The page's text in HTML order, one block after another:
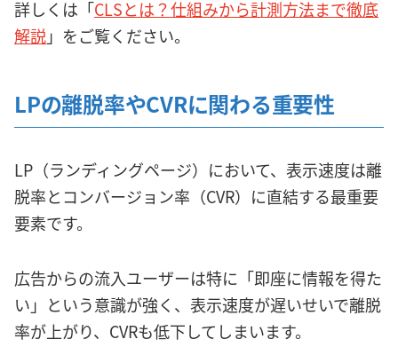
詳しくは「CLSとは？仕組みから計測方法まで徹底
解説」をご覧ください。
LPの離脱率やCVRに関わる重要性
LP（ランディングページ）において、表示速度は離
脱率とコンバージョン率（CVR）に直結する最重要
要素です。
広告からの流入ユーザーは特に「即座に情報を得た
い」という意識が強く、表示速度が遅いせいで離脱
率が上がり、CVRも低下してしまいます。